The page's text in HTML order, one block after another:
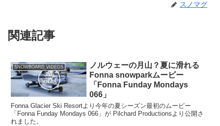
スノマグ
関連記事
SNOWBOARD VIDEOS
ノルウェーの月山？夏に滑れる
Fonna snowparkムービー
「Fonna Funday Mondays
066」
Fonna Glacier Ski Resortより今年の夏シーズン最初のムービー
「Fonna Funday Mondays 066」が Pilchard Productionsより公開さ
れました。